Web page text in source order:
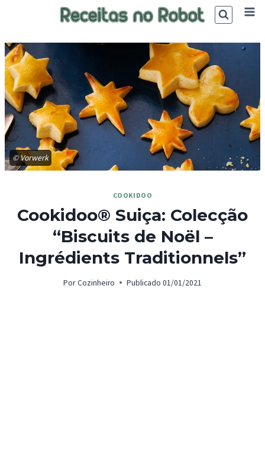
© Vorwerk
COOKIDOO
Cookidoo® Suiça: Colecção
“Biscuits de Noël –
Ingrédients Traditionnels”
Por Cozinheiro Publicado 01/01/2021